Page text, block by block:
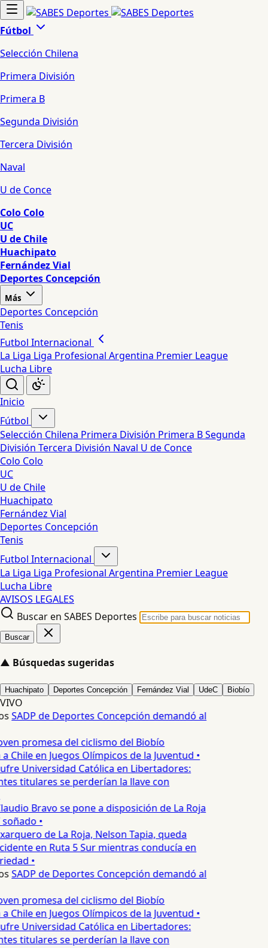
Fútbol
Selección Chilena
Primera División
Primera B
Segunda División
Tercera División
Naval
U de Conce
Colo Colo
UC
U de Chile
Huachipato
Fernández Vial
Deportes Concepción
Más
Deportes Concepción
Tenis
Futbol Internacional
La Liga Liga Profesional Argentina Premier League
Lucha Libre
Inicio
Fútbol
Selección Chilena Primera División Primera BSegunda
División Tercera División Naval U de Conce
Colo Colo
UC
U de Chile
Huachipato
Fernández Vial
Deportes Concepción
Tenis
Futbol Internacional
La Liga Liga Profesional Argentina Premier League
Lucha Libre
AVISOS LEGALES
Buscar en SABES Deportes
Buscar
▲ Búsquedas sugeridas
Huachipato Deportes Concepción Fernández Vial UdeC Biobío
VIVO
SADP de Deportes Concepción demandó al
promesa del ciclismo del Biobío
Chile en Juegos Olímpicos de la Juventud •
Universidad Católica en Libertadores:
titulares se perderían la llave con
Bravo se pone a disposición de La Roja
•
de La Roja, Nelson Tapia, queda
en Ruta 5 Sur mientras conducía en
•
SADP de Deportes Concepción demandó al
promesa del ciclismo del Biobío
Chile en Juegos Olímpicos de la Juventud •
Universidad Católica en Libertadores:
titulares se perderían la llave con